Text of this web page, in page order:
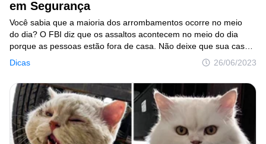
em Segurança
Dicas 26/06/2023
Você sabia que a maioria dos arrombamentos ocorre no meio
do dia? O FBI diz que os assaltos acontecem no meio do dia
porque as pessoas estão fora de casa. Não deixe que sua casa
seja um alvo fácil para roubos. Aqui estão 10 dicas para proteger
sua casa e alguns itens de segurança que você pode precisar
ao longo do caminho.